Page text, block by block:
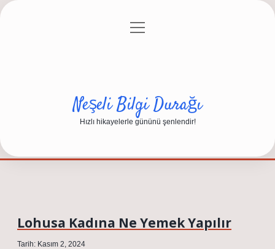
Gizlilik Politikası
menüyü
Neşeli Bilgi Durağı
Hızlı hikayelerle gününü şenlendir!
Lohusa Kadına Ne Yemek Yapılır
Tarih: Kasım 2, 2024